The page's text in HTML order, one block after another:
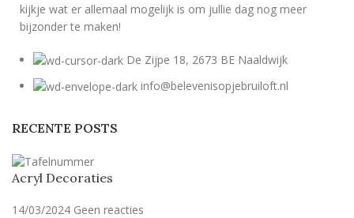
kijkje wat er allemaal mogelijk is om jullie dag nog meer
bijzonder te maken!
De Zijpe 18, 2673 BE Naaldwijk
info@belevenisopjebruiloft.nl
RECENTE POSTS
Acryl Decoraties
14/03/2024 Geen reacties